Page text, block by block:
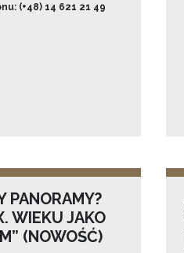
(+48) 14 621 21 49
PANORAMY?
WIEKU JAKO
(NOWOŚĆ)